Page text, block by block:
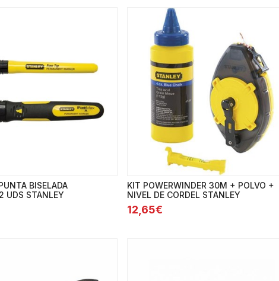
BISELADA
UDS STANLEY
KIT POWERWINDER 30M + POLVO +
NIVEL DE CORDEL STANLEY
12,65€